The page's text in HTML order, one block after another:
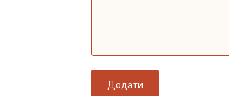
Додати